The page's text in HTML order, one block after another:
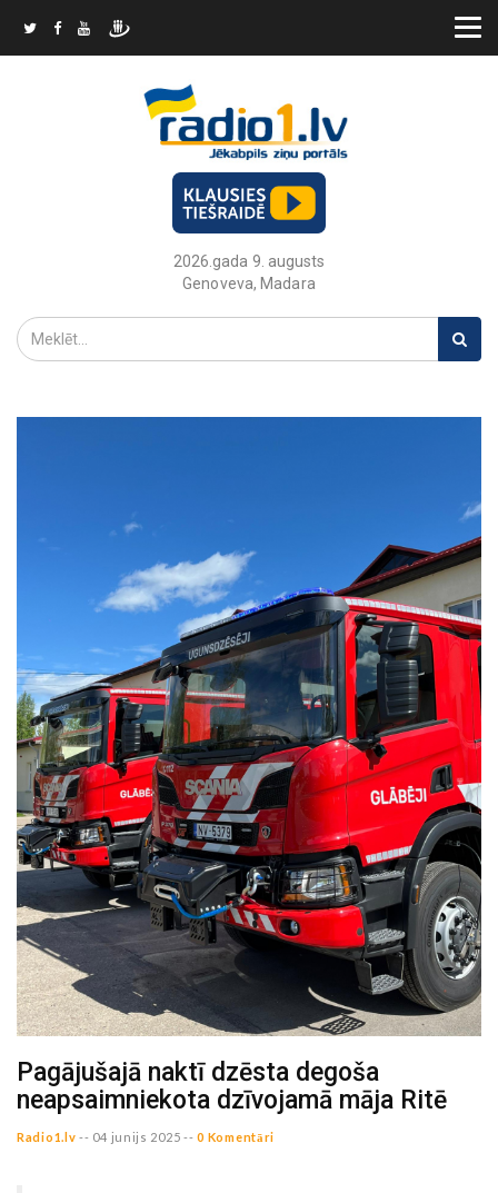
2026.gada 9. augusts
Genoveva, Madara
Pagājušajā naktī dzēsta degoša
neapsaimniekota dzīvojamā māja Ritē
Radio1.lv -- 04 junijs 2025 -- 0 Komentāri